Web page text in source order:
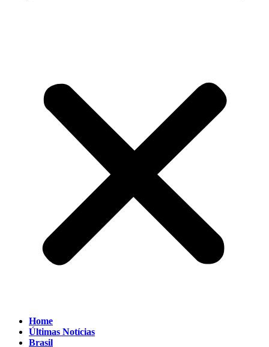
Home
Últimas Notícias
Brasil